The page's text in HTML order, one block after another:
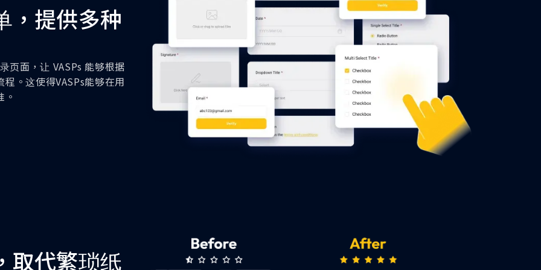
，提供多种
页面，让 VASPs 能够根据
。这使得VASPs能够在用
取代繁琐纸